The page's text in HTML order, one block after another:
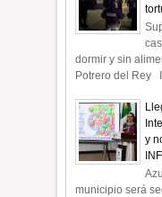
dormir y sin
Potrero del Rey
y
municipio será